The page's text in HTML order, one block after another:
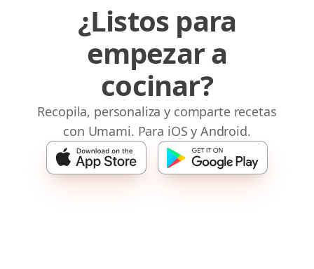
¿Listos para
empezar a
cocinar?
Recopila, personaliza y comparte recetas
con Umami. Para iOS y Android.